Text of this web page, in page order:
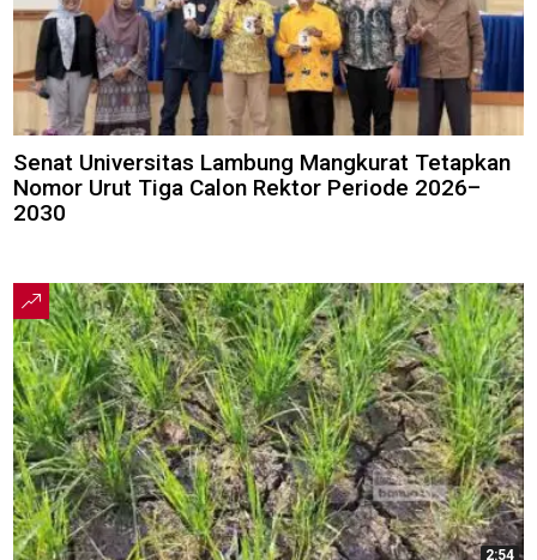
Senat Universitas Lambung Mangkurat Tetapkan
Nomor Urut Tiga Calon Rektor Periode 2026–
2030
2:54